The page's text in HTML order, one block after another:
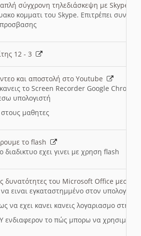
σύγχρονη τηλεδιάσκεψη με Skype
κομματι του Skype. Επιτρέπει
12 - 3
και αποστολή στο Youtube
το Screen Recorder Google Chrome
υπολογιστή
στους μαθητες
το flash
διαδικτυο εχει γινει με χρηση flash
δυνατότητες του Microsoft Office μεσω
ειναι εγκαταστημμένο στον
να εχει κανει κανεις λογαριασμο στη
ενδιαφερον το πώς μπορω να